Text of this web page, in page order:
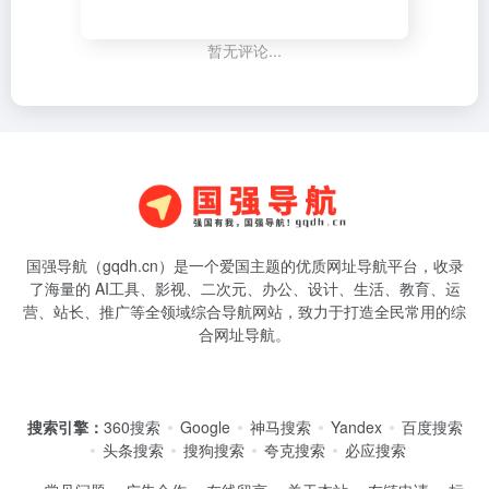
暂无评论...
国强导航（gqdh.cn）是一个爱国主题的优质网址导航平台，收录
了海量的 AI工具、影视、二次元、办公、设计、生活、教育、运
营、站长、推广等全领域综合导航网站，致力于打造全民常用的综
合网址导航。
搜索引擎： 360搜索 Google 神马搜索 Yandex
百度搜索
头条搜索
搜狗搜索 夸克搜索
必应搜索